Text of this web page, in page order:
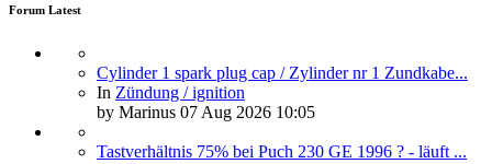
Forum Latest
Cylinder 1 spark plug cap / Zylinder nr 1 Zundkabe...
In Zündung / ignition
by Marinus 07 Aug 2026 10:05
Tastverhältnis 75% bei Puch 230 GE 1996 ? - läuft ...